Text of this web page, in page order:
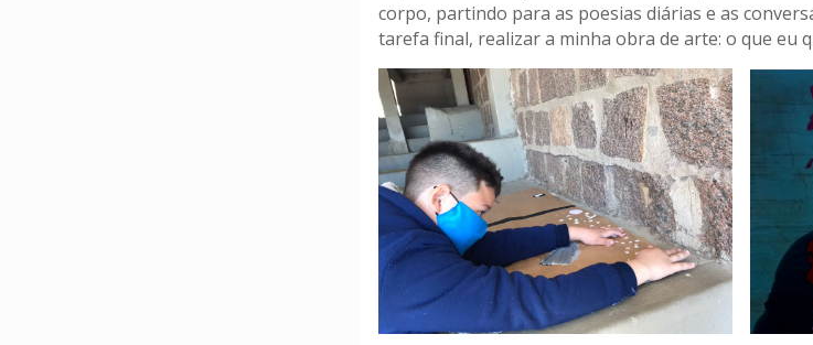
corpo, partindo para as poesias diárias e as
tarefa final, realizar a minha obra de arte: o que eu